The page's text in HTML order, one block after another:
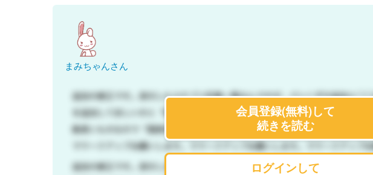
まみちゃんさん
会員登録(無料)して
続きを読む
ログインして